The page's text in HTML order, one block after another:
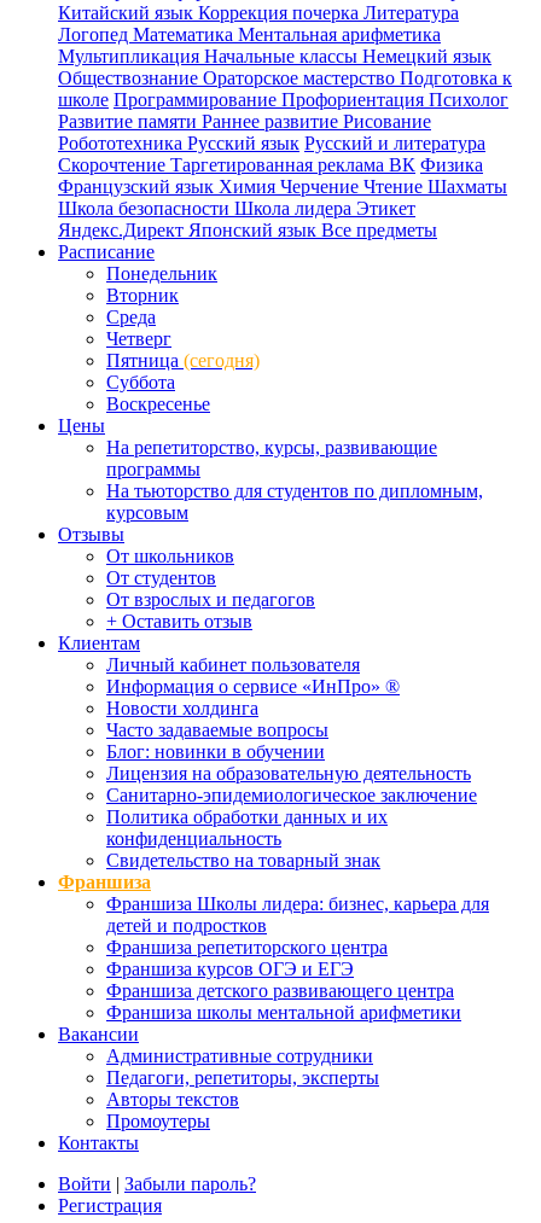
Китайский язык Коррекция почерка Литература
Логопед Математика Ментальная арифметика
Мультипликация Начальные классы Немецкий язык
Обществознание Ораторское мастерство Подготовка к
школе Программирование Профориентация Психолог
Развитие памяти Раннее развитие Рисование
Робототехника Русский язык Русский и литература
Скорочтение Таргетированная реклама ВК Физика
Французский язык Химия Черчение Чтение Шахматы
Школа безопасности Школа лидера Этикет
Яндекс.Директ Японский язык Все предметы
Расписание
Понедельник
Вторник
Среда
Четверг
Пятница (сегодня)
Суббота
Воскресенье
Цены
На репетиторство, курсы, развивающие
программы
На тьюторство для студентов по дипломным,
курсовым
Отзывы
От школьников
От студентов
От взрослых и педагогов
+ Оставить отзыв
Клиентам
Личный кабинет пользователя
Информация о сервисе «ИнПро» ®
Новости холдинга
Часто задаваемые вопросы
Блог: новинки в обучении
Лицензия на образовательную деятельность
Санитарно-эпидемиологическое заключение
Политика обработки данных и их
конфиденциальность
Свидетельство на товарный знак
Франшиза
Франшиза Школы лидера: бизнес, карьера для
детей и подростков
Франшиза репетиторского центра
Франшиза курсов ОГЭ и ЕГЭ
Франшиза детского развивающего центра
Франшиза школы ментальной арифметики
Вакансии
Административные сотрудники
Педагоги, репетиторы, эксперты
Авторы текстов
Промоутеры
Контакты
Войти | Забыли пароль?
Регистрация